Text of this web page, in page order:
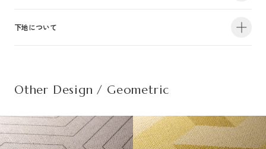
・防カビ性能
推奨糊は、「プリンテリアボンド」もしくは、「ウォールボンド100」です。
建物内の内装仕上げに関しては、建築基準法により防火上の基準が定められ
ださい。詳細は下地についてをご参照ください。
| 2.使用環境について |
詳しい施工方法のご案内につきましては、PDFをご覧ください。
下地について
また種別は随時追加・変更がなされております。必ず最新の情報をご確認く
材質 普通紙＋ポリ塩化
Other Design / Geometric